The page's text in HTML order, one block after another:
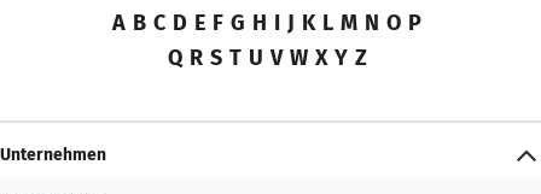
A B C D E F G H I J K L M N O P
Q R S T U V W X Y Z
Unternehmen